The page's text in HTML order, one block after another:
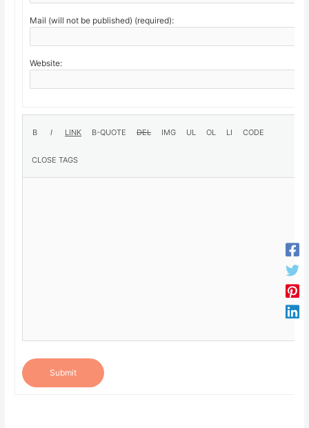
Mail (will not be published) (required):
Website:
Submit